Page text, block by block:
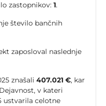
zastopnikov: 1.
število bančnih
zaposloval naslednje
znašali 407.021 €, kar
v kateri
ustvarila celotne